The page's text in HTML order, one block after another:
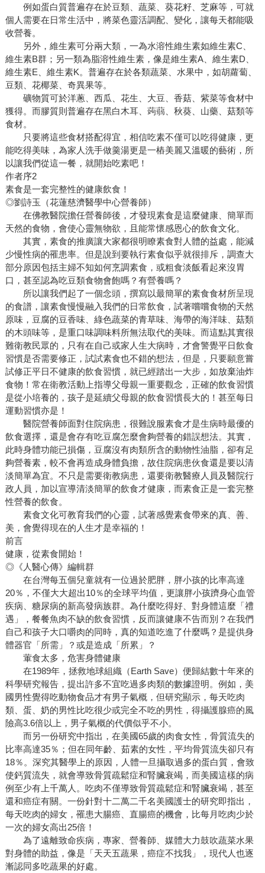
例如蛋白質普遍存在於豆類、蔬菜、葵花籽、芝麻等，可就
個人需要在日常生活中，將菜色靈活調配、變化，讓每天都能吸
收營養。
另外，維生素可分兩大類，一為水溶性維生素如維生素C、
維生素B群；另一類為脂溶性維生素，像是維生素A、維生素D、
維生素E、維生素K。普遍存在於各類蔬菜、水果中，如胡蘿蔔、
豆類、花椰菜、奇異果等。
礦物質可於洋蔥、西瓜、花生、大豆、香菇、紫菜等食材中
獲得。而膠質則普遍存在黑白木耳、蒟蒻、秋葵、山藥、菇類等
食材。
只要將這些食材搭配得宜，相信吃素不僅可以吃得健康，更
能吃得美味，為家人洗手做羹湯更是一樁美麗又溫暖的藝術，所
以讓我們從這一餐，就開始吃素吧！
作者序2
素食是一套完整性的健康飲食！
◎劉詩玉（花蓮慈濟醫學中心營養師）
在佛教醫院擔任營養師後，才發現素食是這麼健康、簡單而
天然的食物，會使心靈無物欲，且能常懷感恩心的飲食文化。
其實，素食的推廣讓大家都很明瞭素食對人體的益處，能減
少慢性病的罹患率。但是說到要執行素食似乎就很排斥，調查大
部分原因包括主婦不知如何烹調素食，或粗食淡飯看起來沒胃
口，甚至認為吃豆類食物會飽嗎？有營養嗎？
所以讓我們起了一個念頭，撰寫以最簡單的素食食材所呈現
的食譜，讓素食慢慢融入我們的日常飲食，試著嚐嚐食物的天然
原味，豆腐的豆香味、綠色蔬菜的青草味、海帶的海洋味、菇類
的木頭味等，是重口味調味料所無法取代的美味。而這點其實很
難衛教民眾的，只有在自己或家人生大病時，才會警覺平日飲食
習慣是否需要修正，試試素食也不錯的想法，但是，只要願意嘗
試修正平日不健康的飲食習慣，就已經踏出一大步，如放棄油炸
食物！常在衛教活動上指導父母親一重要觀念，正確的飲食習慣
是從小培養的，孩子是延續父母親的飲食習慣長大的！甚至每日
運動習慣亦是！
醫院營養師面對住院病患，很難說服素食才是生病時最優的
飲食選擇，還是會存有吃豆腐怎麼會夠營養的錯誤想法。其實，
此時身體功能已損傷，豆腐沒有肉類所含的動物性油脂，卻有足
夠營養素，較不會再造成身體負擔，故住院病患伙食還是要以清
淡簡單為宜。不只是需要衛教病患，還要衛教醫療人員及醫院行
政人員，加以宣導清淡簡單的飲食才健康，而素食正是一套完整
性營養的飲食。
素食文化可教育我們的心靈，試著感覺素食帶來的真、善、
美，會覺得現在的人生才是幸福的！
前言
健康，從素食開始！
◎《人醫心傳》編輯群
在台灣每五個兒童就有一位過於肥胖，胖小孩的比率高達
20％，不僅大大超出10％的全球平均值，更讓胖小孩躋身心血管
疾病、糖尿病的新高發病族群。為什麼吃得好、對身體這麼「禮
遇」，餐餐魚肉不缺的飲食習慣，反而讓健康不告而別？在我們
自己和孩子大口嚼肉的同時，真的知道吃進了什麼嗎？是提供身
體器官「所需」？或是造成「所累」？
葷食太多，危害身體健康
在1989年，拯救地球組織（Earth Save）便歸結數十年來的
科學研究報告，提出許多不宜吃過多肉類的數據證明。例如，美
國男性覺得吃動物食品才有男子氣概，但研究顯示，每天吃肉
類、蛋、奶的男性比吃很少或完全不吃的男性，得攝護腺癌的風
險高3.6倍以上，男子氣概的代價似乎不小。
而另一份研究中指出，在美國65歲的肉食女性，骨質流失的
比率高達35％；但在同年齡、茹素的女性，平均骨質流失卻只有
18％。深究其醫學上的原因，人體一旦攝取過多的蛋白質，會致
使鈣質流失，就會導致骨質疏鬆症和腎臟衰竭，而美國這樣的病
例至少有上千萬人。吃肉不僅導致骨質疏鬆症和腎臟衰竭，甚至
還和癌症有關。一份針對十二萬二千名美國護士的研究即指出，
每天吃肉的婦女，罹患大腸癌、直腸癌的機會，比每月吃肉少於
一次的婦女高出25倍！
為了遠離致命疾病，專家、營養師、媒體大力鼓吹蔬菜水果
對身體的助益，像是「天天五蔬果，癌症不找我」，現代人也逐
漸認同多吃蔬果的好處。